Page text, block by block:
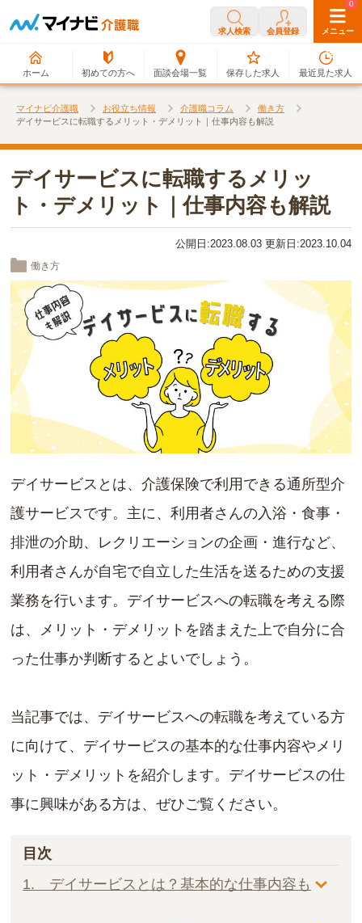
求人検索 会員登録 メニュー
ホーム 初めての方へ 面談会場一覧
0
保存した求人
0
最近見た求人
マイナビ介護職 お役立ち情報 介護職コラム
働き方
デイサービスに転職するメリット・デメリット｜仕事内容も解説
デイサービスに転職するメリッ
ト・デメリット｜仕事内容も解説
公開日:2023.08.03 更新日:2023.10.04
働き方
デイサービスとは、介護保険で利用できる通所型介
護サービスです。主に、利用者さんの入浴・食事・
排泄の介助、レクリエーションの企画・進行など、
利用者さんが自宅で自立した生活を送るための支援
業務を行います。デイサービスへの転職を考える際
は、メリット・デメリットを踏まえた上で自分に合
った仕事か判断するとよいでしょう。
当記事では、デイサービスへの転職を考えている方
に向けて、デイサービスの基本的な仕事内容やメリ
ット・デメリットを紹介します。デイサービスの仕
事に興味がある方は、ぜひご覧ください。
目次
1. デイサービスとは？基本的な仕事内容も